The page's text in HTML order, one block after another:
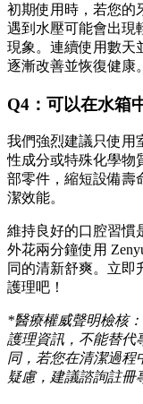
初期使用時，若您的
遇到水壓可能會出現
現象。連續使用數天
逐漸改善並恢復健康。
Q4：可以在水箱
我們強烈建議只使用
性成分或特殊化學物
部零件，縮短設備壽
潔效能。
維持良好的口腔習慣
外花兩分鐘使用
同的清新舒爽。立即
護理吧！
*醫療權威聲明檢核
護理資訊，不能替代
同，若您在清潔過程
疑慮，建議諮詢註冊